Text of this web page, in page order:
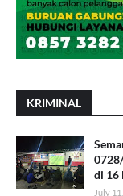
KRIMINAL
di 16
July